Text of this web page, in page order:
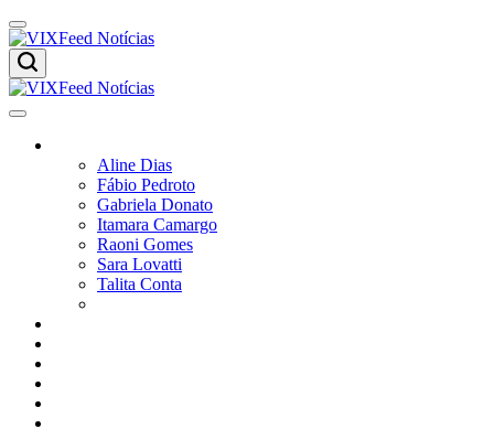
Aline Dias
Fábio Pedroto
Gabriela Donato
Itamara Camargo
Raoni Gomes
Sara Lovatti
Talita Conta